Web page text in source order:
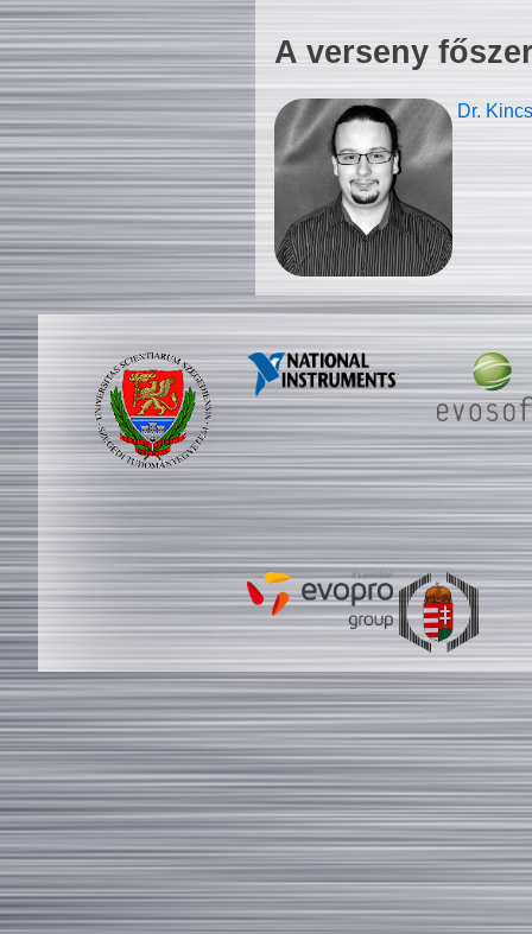
A verseny
Dr.